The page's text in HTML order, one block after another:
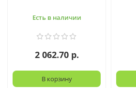
Есть в наличии
2 062.70 р.
В корзину